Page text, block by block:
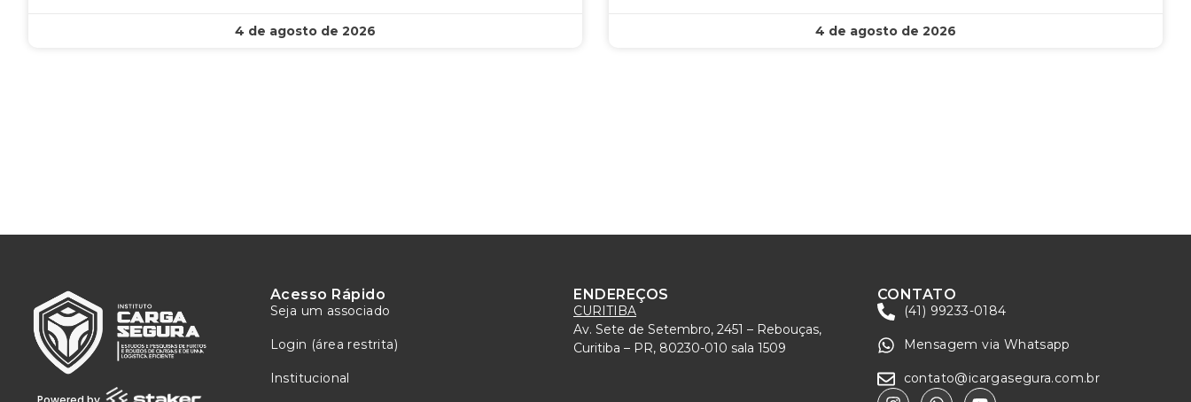
4 de agosto de 2026 4 de agosto de 2026
Acesso Rápido
Seja um associado
Login (área restrita)
Institucional
ENDEREÇOS
CURITIBA
Av. Sete de Setembro, 2451 – Rebouças,
Curitiba – PR, 80230-010 sala 1509
CONTATO
(41) 99233-0184
Mensagem via Whatsapp
contato@icargasegura.com.br